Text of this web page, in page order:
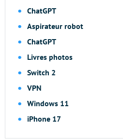
ChatGPT
Aspirateur robot
ChatGPT
Livres photos
Switch 2
VPN
Windows 11
iPhone 17